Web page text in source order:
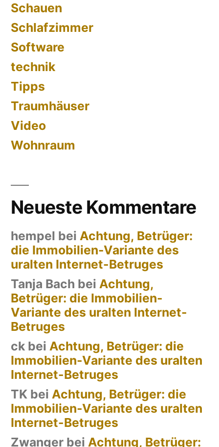
Schauen
Schlafzimmer
Software
technik
Tipps
Traumhäuser
Video
Wohnraum
Neueste Kommentare
hempel bei Achtung, Betrüger:
die Immobilien-Variante des
uralten Internet-Betruges
Tanja Bach bei Achtung,
Betrüger: die Immobilien-
Variante des uralten Internet-
Betruges
ck bei Achtung, Betrüger: die
Immobilien-Variante des uralten
Internet-Betruges
TK bei Achtung, Betrüger: die
Immobilien-Variante des uralten
Internet-Betruges
Zwanger bei Achtung, Betrüger: